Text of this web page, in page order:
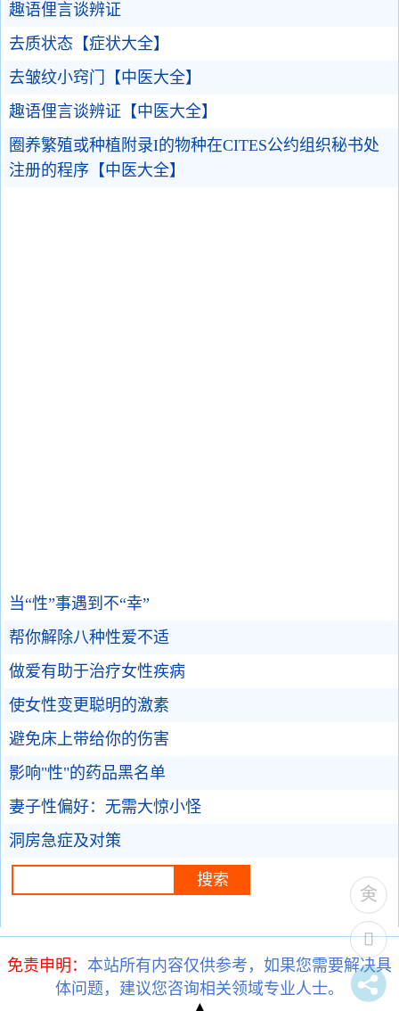
趣语俚言谈辨证
去质状态【症状大全】
去皱纹小窍门【中医大全】
趣语俚言谈辨证【中医大全】
圈养繁殖或种植附录I的物种在CITES公约组织秘书处
注册的程序【中医大全】
当“性”事遇到不“幸”
帮你解除八种性爱不适
做爱有助于治疗女性疾病
使女性变更聪明的激素
避免床上带给你的伤害
影响"性"的药品黑名单
妻子性偏好：无需大惊小怪
洞房急症及对策
免责申明： 本站所有内容仅供参考，如果您需要解决具
体问题，建议您咨询相关领域专业人士。
▲